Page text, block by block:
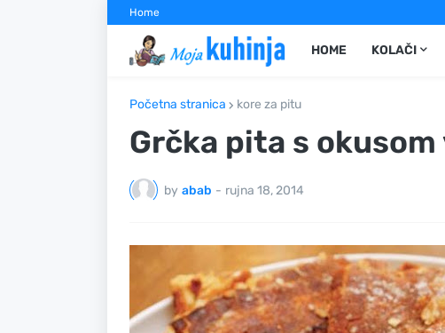
Home
HOME KOLAČI
Početna stranica kore za pitu
Grčka pita s
by abab - rujna 18, 2014